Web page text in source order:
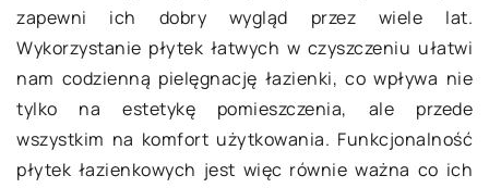
zapewni ich dobry wygląd przez wiele lat.
Wykorzystanie płytek łatwych w czyszczeniu ułatwi
nam codzienną pielęgnację łazienki, co wpływa nie
tylko na estetykę pomieszczenia, ale przede
wszystkim na komfort użytkowania. Funkcjonalność
płytek łazienkowych jest więc równie ważna co ich